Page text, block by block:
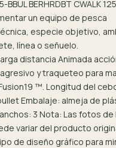
BBUL BERHRDBT CWALK
un equipo de pesca
especie objetivo,
línea o señuelo.
distancia Animada
y traqueteo para
™. Longitud del
Embalaje: almeja de
3 Nota: Las fotos de
variar del producto
de diseño gráfico para